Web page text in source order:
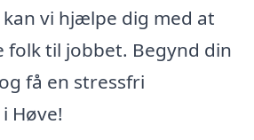
vi hjælpe dig med at
folk til jobbet. Begynd din
få en stressfri
Høve!